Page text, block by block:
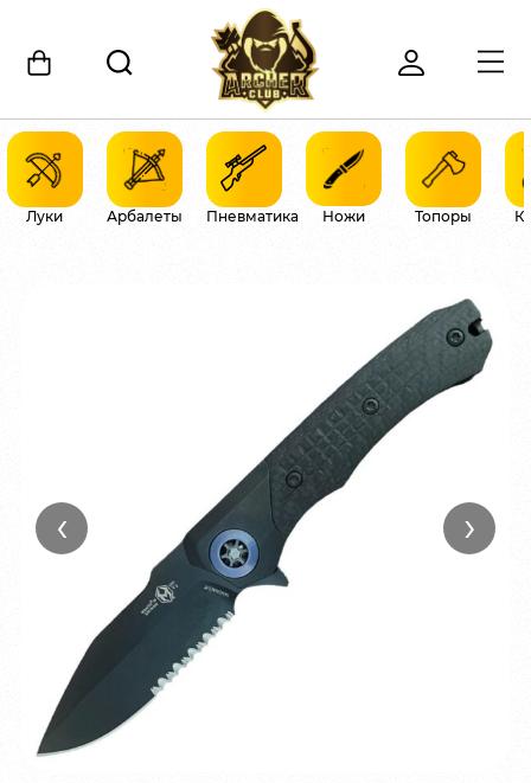
Луки Арбалеты Пневматика Ножи Топоры
‹ ›